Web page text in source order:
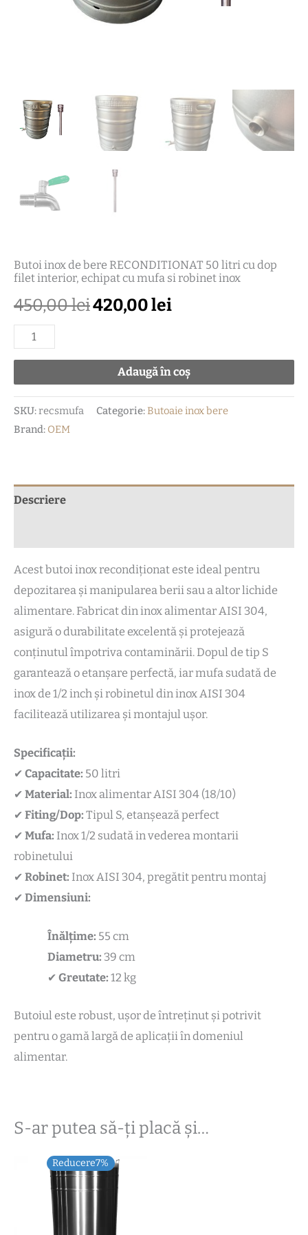
Butoi inox de bere RECONDITIONAT 50 litri cu dop
filet interior, echipat cu mufa si robinet inox
450,00lei420,00lei
mufa
robinet
Adaugă în coș
SKU:recsmufa Categorie:Butoaie inox bere
Brand: OEM
Descriere
Acest butoi inox recondiționat este ideal pentru
depozitarea și manipularea berii sau a altor lichide
alimentare. Fabricat din inox alimentar AISI 304,
asigură o durabilitate excelentă și protejează
conținutul împotriva contaminării. Dopul de tip S
garantează o etanșare perfectă, iar mufa sudată de
inox de 1/2 inch și robinetul din inox AISI 304
facilitează utilizarea și montajul ușor.
Specificații:
✔ Capacitate: 50 litri
✔ Material: Inox alimentar AISI 304 (18/10)
✔ Fiting/Dop: Tipul S, etanșează perfect
✔ Mufa: Inox 1/2 sudată in vederea montarii
robinetului
✔ Robinet: Inox AISI 304, pregătit pentru montaj
✔ Dimensiuni:
Înălțime: 55 cm
Diametru: 39 cm
✔Greutate: 12 kg
Butoiul este robust, ușor de întreținut și potrivit
pentru o gamă largă de aplicații în domeniul
alimentar.
S-ar putea să-ți placă și…
Reducere7%
Prețul
inițial
a
fost:
590,00 lei.
Prețul
curent
este:
550,00 lei.